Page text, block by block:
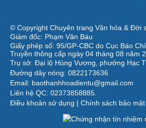
© Copyright Chuyên trang Văn hóa & Đời
Giám đốc: Phạm Văn Báu
Giấy phép số: 95/GP-CBC do Cục Báo
Truyền thông cấp ngày 04 tháng 08 năm
Trụ sở: Đại lộ Hùng Vương, phường Hạc
Đường dây nóng: 0822173636
Email: baothanhhoadientu@gmail.com
Liên hệ QC: 02373858885.
Điều khoản sử dụng | Chính sách bảo mật